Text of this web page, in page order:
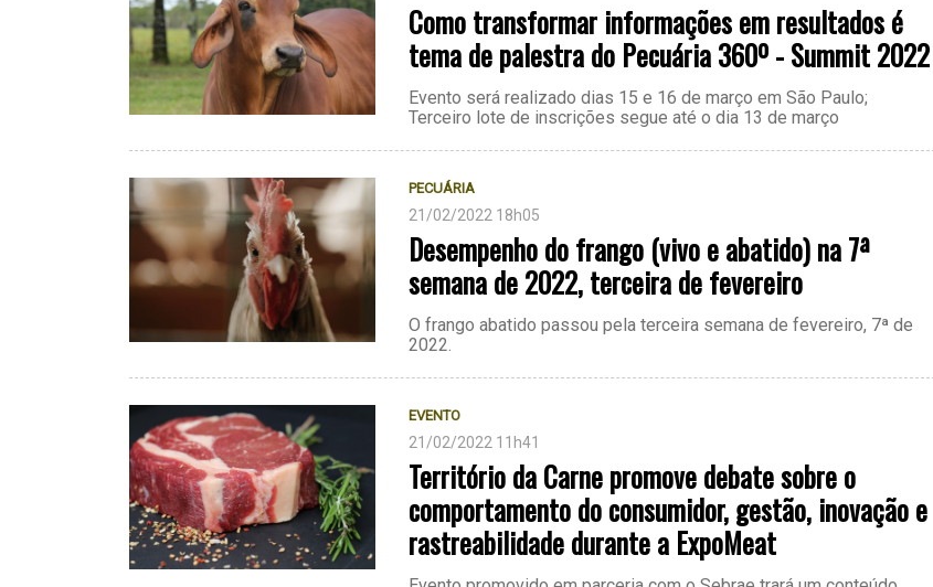
Como transformar informações em resultados é
tema de palestra do Pecuária 360º - Summit 2022
Evento será realizado dias 15 e 16 de março em São Paulo;
Terceiro lote de inscrições segue até o dia 13 de março
PECUÁRIA
21/02/2022 18h05
Desempenho do frango (vivo e abatido) na 7ª
semana de 2022, terceira de fevereiro
O frango abatido passou pela terceira semana de fevereiro, 7ª de
2022.
EVENTO
21/02/2022 11h41
Território da Carne promove debate sobre o
comportamento do consumidor, gestão, inovação e
rastreabilidade durante a ExpoMeat